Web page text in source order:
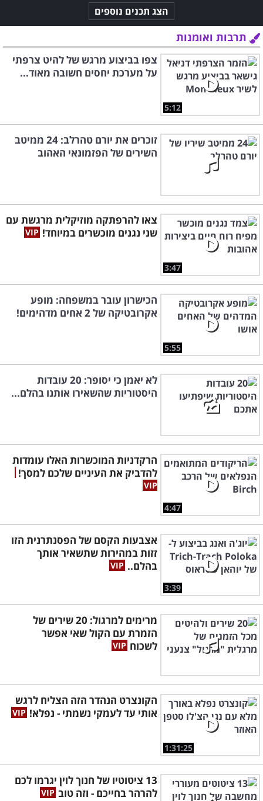
הצג תכנים נוספים
תרבות ואומנות
5:12
צפו בביצוע מרגש של להיט צרפתי
על מערכת יחסים חשובה מאוד...
זוכרים את יורם טהרלב: 24 ממיטב
השירים של הפזמונאי האהוב
3:47
צאו להרפתקה מוזיקלית מרגשת עם
שני נגנים מוכשרים במיוחד!
5:55
הכישרון עובר במשפחה: מופע
אקרובטיקה של 2 אחים מדהימים!
לא יאמן כי יסופר: 20 עובדות
היסטוריות שהשאירו אותנו בהלם...
4:47
הרקדניות המוכשרות האלו עומדות
להדביק את העיניים שלכם למסך!
3:39
אצבעות הקסם של הפסנתרנית הזו
זזות במהירות שתשאיר אותך
בהלם..
מרימים למרגול: 20 שירים של
הזמרת עם הקול שאי אפשר
לשכוח
1:31:25
הקונצרט הנהדר הזה הצליח לרגש
אותי עד לעמקי נשמתי - נפלא!
13 ציטוטיו של חנוך לוין יגרמו לכם
להרהר בחייכם - וזה טוב